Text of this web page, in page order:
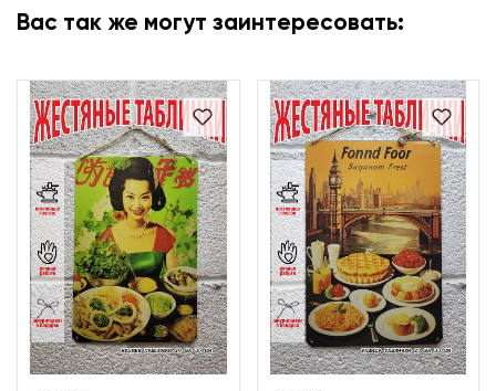
Вас так же могут заинтересовать: